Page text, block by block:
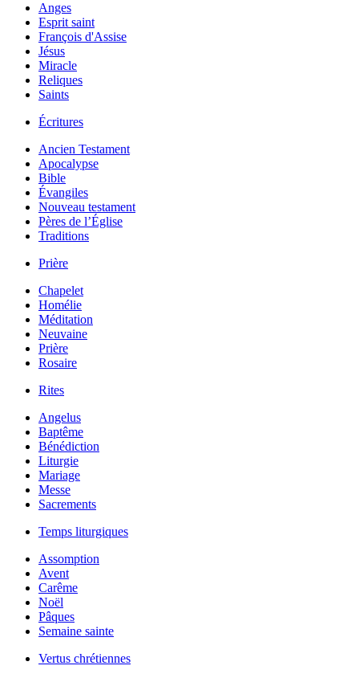
Anges
Esprit saint
François d'Assise
Jésus
Miracle
Reliques
Saints
Écritures
Ancien Testament
Apocalypse
Bible
Évangiles
Nouveau testament
Pères de l’Église
Traditions
Prière
Chapelet
Homélie
Méditation
Neuvaine
Prière
Rosaire
Rites
Angelus
Baptême
Bénédiction
Liturgie
Mariage
Messe
Sacrements
Temps liturgiques
Assomption
Avent
Carême
Noël
Pâques
Semaine sainte
Vertus chrétiennes